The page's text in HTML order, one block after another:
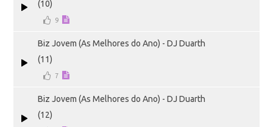
(10)
9
Biz Jovem (As Melhores do Ano) - DJ Duarth
(11)
7
Biz Jovem (As Melhores do Ano) - DJ Duarth
(12)